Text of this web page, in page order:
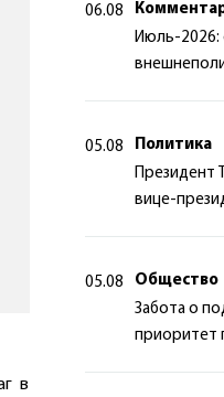
в
06.08
Июль-2026:
05.08
Политика
Президент
вице-
05.08
Общество
Забота о
приоритет